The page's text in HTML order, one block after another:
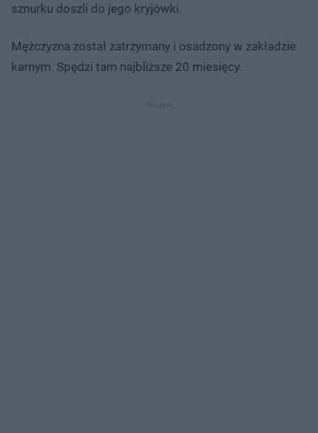
sznurku doszli do jego kryjówki.
Mężczyzna został zatrzymany i osadzony w zakładzie
karnym. Spędzi tam najbliższe 20 miesięcy.